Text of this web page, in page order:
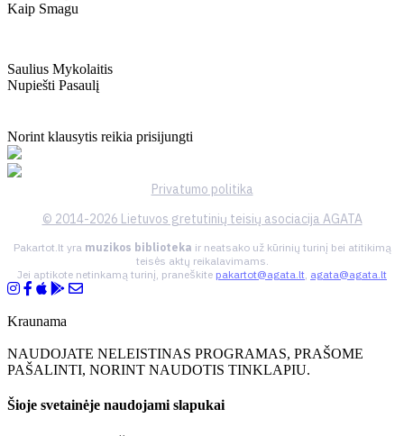
Kaip Smagu
Saulius Mykolaitis
Nupiešti Pasaulį
Norint klausytis reikia prisijungti
Privatumo politika
© 2014-2026 Lietuvos gretutinių teisių asociacija AGATA
Pakartot.lt yra muzikos biblioteka ir neatsako už kūrinių turinį bei atitikimą
teisės aktų reikalavimams.
Jei aptikote netinkamą turinį, praneškite pakartot@agata.lt, agata@agata.lt
Kraunama
NAUDOJATE NELEISTINAS PROGRAMAS, PRAŠOME
PAŠALINTI, NORINT NAUDOTIS TINKLAPIU.
Šioje svetainėje naudojami slapukai